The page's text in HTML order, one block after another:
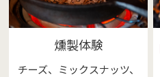
燻製体験
チーズ、ミックスナッツ、